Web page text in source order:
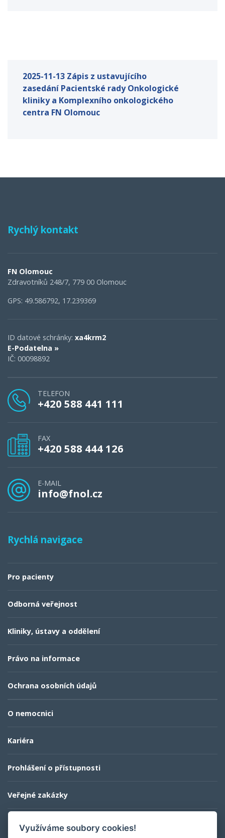
2025-11-13 Zápis z ustavujícího
zasedání Pacientské rady Onkologické
kliniky a Komplexního onkologického
centra FN Olomouc
Rychlý kontakt
FN Olomouc
Zdravotníků 248/7, 779 00 Olomouc
GPS: 49.586792, 17.239369
ID datové schránky: xa4krm2
E-Podatelna »
IČ: 00098892
TELEFON
+420 588 441 111
FAX
+420 588 444 126
E-MAIL
info@fnol.cz
Rychlá navigace
Pro pacienty
Odborná veřejnost
Kliniky, ústavy a oddělení
Právo na informace
Ochrana osobních údajů
O nemocnici
Kariéra
Prohlášení o přístupnosti
Veřejné zakázky
Kontaktní informace
Využíváme soubory cookies!